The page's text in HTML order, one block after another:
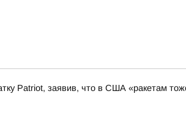
Patriot, заявив, что в США «ракетам